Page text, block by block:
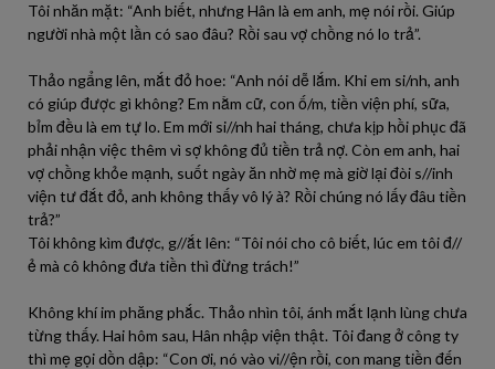
Tôi nhăn mặt: “Anh biết, nhưng Hân là em anh, mẹ nói rồi. Giúp
người nhà một lần có sao đâu? Rồi sau vợ chồng nó lo trả”.
Thảo ngẩng lên, mắt đỏ hoe: “Anh nói dễ lắm. Khi em si/nh, anh
có giúp được gì không? Em nằm cữ, con ố/m, tiền viện phí, sữa,
bỉm đều là em tự lo. Em mới si//nh hai tháng, chưa kịp hồi phục đã
phải nhận việc thêm vì sợ không đủ tiền trả nợ. Còn em anh, hai
vợ chồng khỏe mạnh, suốt ngày ăn nhờ mẹ mà giờ lại đòi s//inh
viện tư đắt đỏ, anh không thấy vô lý à? Rồi chúng nó lấy đâu tiền
trả?”
Tôi không kìm được, g//ắt lên: “Tôi nói cho cô biết, lúc em tôi đ//
ẻ mà cô không đưa tiền thì đừng trách!”
Không khí im phăng phắc. Thảo nhìn tôi, ánh mắt lạnh lùng chưa
từng thấy. Hai hôm sau, Hân nhập viện thật. Tôi đang ở công ty
thì mẹ gọi dồn dập: “Con ơi, nó vào vi//ện rồi, con mang tiền đến